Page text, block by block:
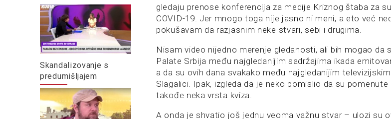
Skandalizovanje s
predumišljajem
gledaju prenose konferencija za medije Kriznog štaba za
COVID-19. Jer mnogo toga nije jasno ni meni, a eto već
pokušavam da razjasnim neke stvari, sebi i drugima.
Nisam video nijedno merenje gledanosti, ali bih mogao da
Palate Srbija među najgledanijim sadržajima ikada
a da su ovih dana svakako među najgledanijim
Slagalici. Ipak, izgleda da je neko pomislio da su
takođe neka vrsta kviza.
A onda je shvatio još jednu veoma važnu stvar – ulozi su